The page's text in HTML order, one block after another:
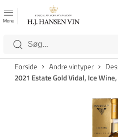
Kategorier
Menu
Forside Andre vintyper
2021 Estate Gold Vidal, Ice